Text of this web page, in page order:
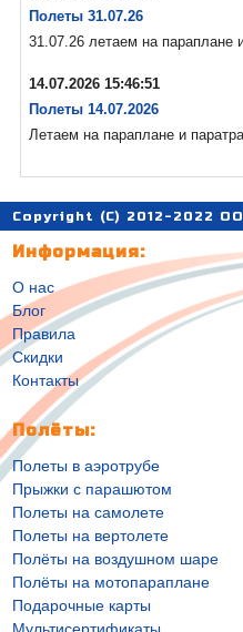
Полеты 31.07.26
31.07.26 летаем на параплане
14.07.2026 15:46:51
Полеты 14.07.2026
Летаем на параплане и
Copyright (C) 2012-2022
Информация:
О нас
Блог
Правила
Скидки
Контакты
Полёты:
Полеты в аэротрубе
Прыжки с парашютом
Полеты на самолете
Полеты на вертолете
Полёты на воздушном шаре
Полёты на мотопараплане
Подарочные карты